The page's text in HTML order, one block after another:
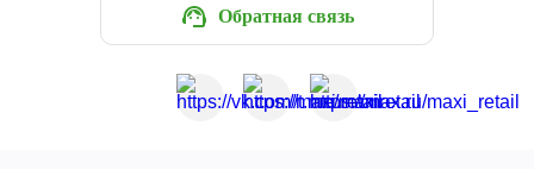
Обратная связь